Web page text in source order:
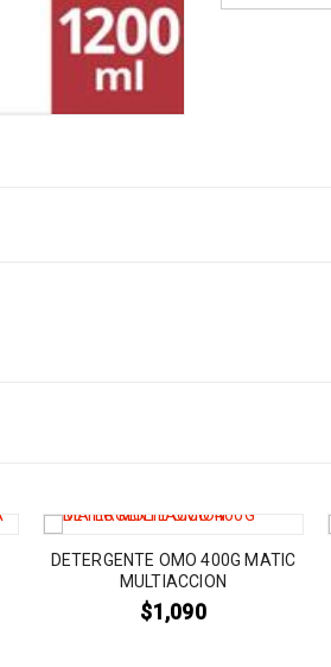
DETERGENTE OMO 400G MATIC
MULTIACCION
$1,090